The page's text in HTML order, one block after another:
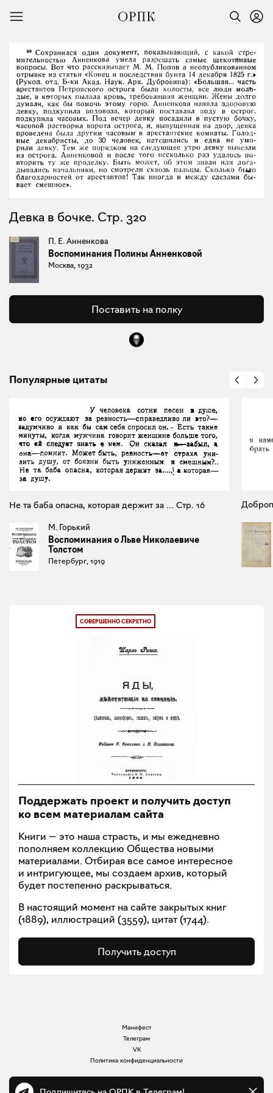
Девка в бочке. Стр. 320
П. Е. Анненкова
Воспоминания Полины Анненковой
Москва, 1932
Поставить на полку
Популярные цитаты
Не та баба опасна, которая держит за ... Стр. 16
М. Горький
Воспоминания о Льве Николаевиче
Толстом
Петербург, 1919
СОВЕРШЕННО СЕКРЕТНО
Поддержать проект и получить доступ
ко всем материалам сайта
Книги — это наша страсть, и мы ежедневно
пополняем коллекцию Общества новыми
материалами. Отбирая все самое интересное
и интригующее, мы создаем архив, который
будет постепенно раскрываться.
В настоящий момент на сайте закрытых книг
(1889), иллюстраций (3559), цитат (1744).
Получить доступ
Манифест
Телеграм
VK
Политика конфиденциальности